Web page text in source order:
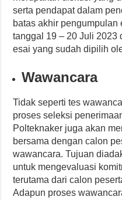
serta pendapat dalam
batas akhir
tanggal 19 – 20 Juli 2023
esai yang sudah dipilih
Wawancara
Tidak seperti tes
proses seleksi
Polteknaker juga akan
bersama dengan calon
wawancara. Tujuan
untuk mengevaluasi
terutama dari calon
Adapun proses